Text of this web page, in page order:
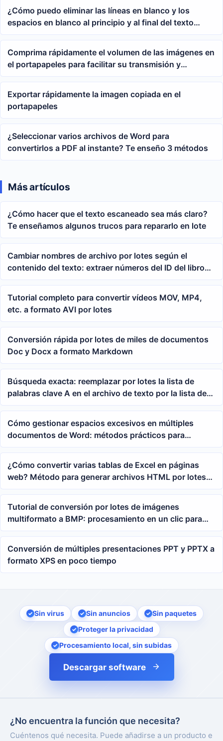
¿Cómo puedo eliminar las líneas en blanco y los
espacios en blanco al principio y al final del texto
copiado y pegado?
Comprima rápidamente el volumen de las imágenes en
el portapapeles para facilitar su transmisión y
almacenamiento
Exportar rápidamente la imagen copiada en el
portapapeles
¿Seleccionar varios archivos de Word para
convertirlos a PDF al instante? Te enseño 3 métodos
Más artículos
¿Cómo hacer que el texto escaneado sea más claro?
Te enseñamos algunos trucos para repararlo en lote
Cambiar nombres de archivo por lotes según el
contenido del texto: extraer números del ID del libro
para renombrar archivos txt
Tutorial completo para convertir vídeos MOV, MP4,
etc. a formato AVI por lotes
Conversión rápida por lotes de miles de documentos
Doc y Docx a formato Markdown
Búsqueda exacta: reemplazar por lotes la lista de
palabras clave A en el archivo de texto por la lista de
palabras clave B
Cómo gestionar espacios excesivos en múltiples
documentos de Word: métodos prácticos para
eliminar espacios consecutivos por lotes
¿Cómo convertir varias tablas de Excel en páginas
web? Método para generar archivos HTML por lotes
desde xls y xlsx
Tutorial de conversión por lotes de imágenes
multiformato a BMP: procesamiento en un clic para
AVIF, WEBP, PNG, JPEG, HEIC y GIF
Conversión de múltiples presentaciones PPT y PPTX a
formato XPS en poco tiempo
Sin virus Sin anuncios
Sin paquetes
Proteger la privacidad
Procesamiento local, sin subidas
Descargar software
¿No encuentra la función que necesita?
Cuéntenos qué necesita. Puede añadirse a un producto e